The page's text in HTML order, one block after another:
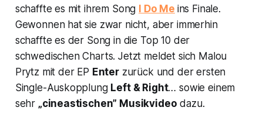
schaffte es mit ihrem Song
I Do Me ins Finale.
Gewonnen hat sie zwar nicht, aber immerhin
schaffte es der Song in die Top 10 der
schwedischen Charts. Jetzt meldet sich Malou
Prytz mit der EP Enterzurück und der ersten
Single-Auskopplung Left & Right… sowie einem
sehr „cineastischen” Musikvideo dazu.